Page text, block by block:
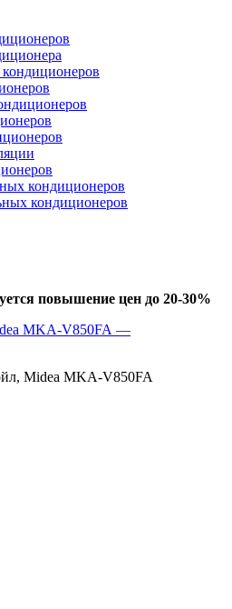
кондиционеров
кондиционеров
повышение цен до 20-30%
Midea MKA-V850FA